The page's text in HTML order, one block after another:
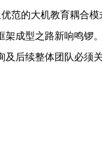
范的大机教育耦合
成型之路新响鸣锣
后续整体团队必须